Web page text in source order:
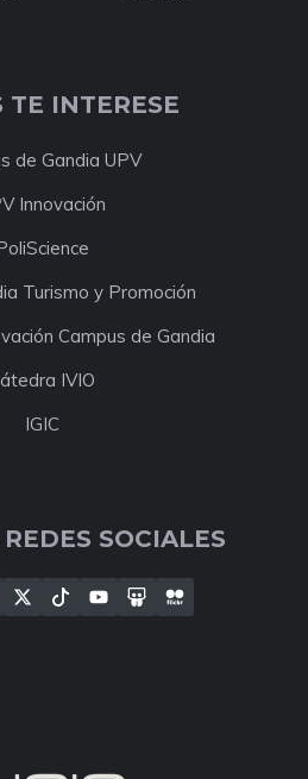
TE INTERESE
de Gandia UPV
Innovación
Turismo y Promoción
Campus de Gandia
IVIO
IGIC
SOCIALES